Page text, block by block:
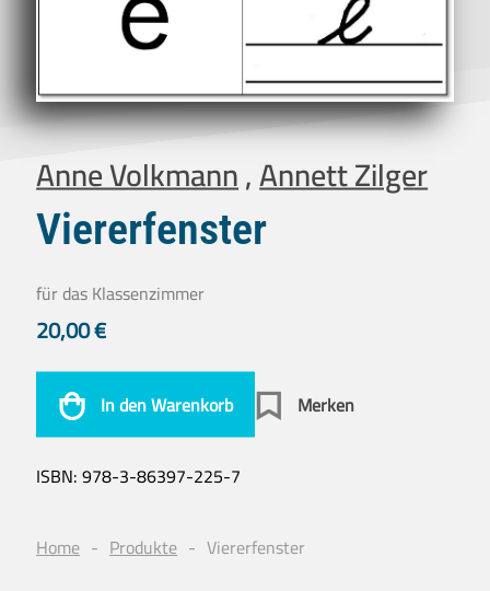
Anne Volkmann,Annett Zilger
Viererfenster
für das Klassenzimmer
20,00€
In den Warenkorb Merken
ISBN:978-3-86397-225-7
Home Produkte Viererfenster